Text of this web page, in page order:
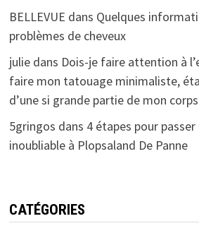
BELLEVUE dans Quelques
problèmes de cheveux
juliedans Dois-je faire attention à
faire mon tatouage minimaliste,
d’une si grande partie de mon
5gringos dans 4 étapes pour
inoubliable à Plopsaland De Panne
CATÉGORIES